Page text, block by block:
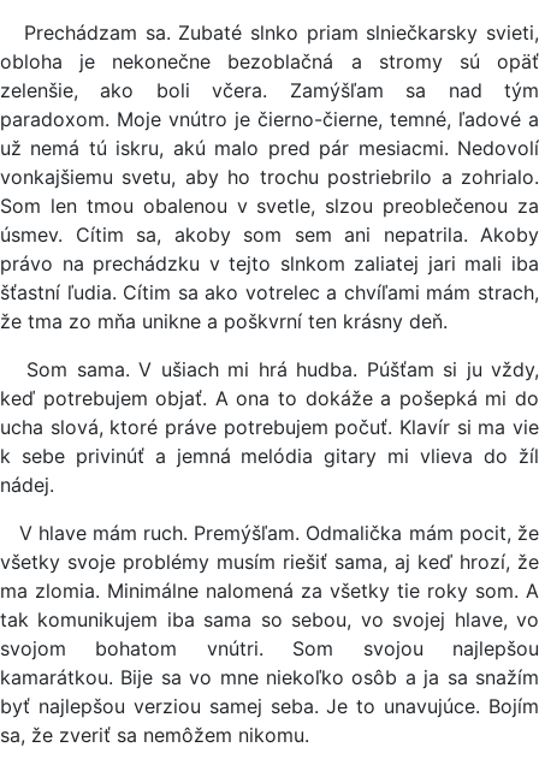
Prechádzam sa. Zubaté slnko priam slniečkarsky svieti,
obloha je nekonečne bezoblačná a stromy sú opäť
zelenšie, ako boli včera. Zamýšľam sa nad tým
paradoxom. Moje vnútro je čierno-čierne, temné, ľadové a
už nemá tú iskru, akú malo pred pár mesiacmi. Nedovolí
vonkajšiemu svetu, aby ho trochu postriebrilo a zohrialo.
Som len tmou obalenou v svetle, slzou preoblečenou za
úsmev. Cítim sa, akoby som sem ani nepatrila. Akoby
právo na prechádzku v tejto slnkom zaliatej jari mali iba
šťastní ľudia. Cítim sa ako votrelec a chvíľami mám strach,
že tma zo mňa unikne a poškvrní ten krásny deň.
Som sama. V ušiach mi hrá hudba. Púšťam si ju vždy,
keď potrebujem objať. A ona to dokáže a pošepká mi do
ucha slová, ktoré práve potrebujem počuť. Klavír si ma vie
k sebe privinúť a jemná melódia gitary mi vlieva do žíl
nádej.
V hlave mám ruch. Premýšľam. Odmalička mám pocit, že
všetky svoje problémy musím riešiť sama, aj keď hrozí, že
ma zlomia. Minimálne nalomená za všetky tie roky som. A
tak komunikujem iba sama so sebou, vo svojej hlave, vo
svojom bohatom vnútri. Som svojou najlepšou
kamarátkou. Bije sa vo mne niekoľko osôb a ja sa snažím
byť najlepšou verziou samej seba. Je to unavujúce. Bojím
sa, že zveriť sa nemôžem nikomu.